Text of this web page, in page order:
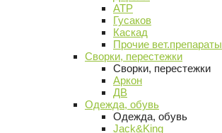
АТР
Гусаков
Каскад
Прочие вет.препараты
Сворки, перестежки
Сворки, перестежки
Аркон
ДВ
Одежда, обувь
Одежда, обувь
Jack&King